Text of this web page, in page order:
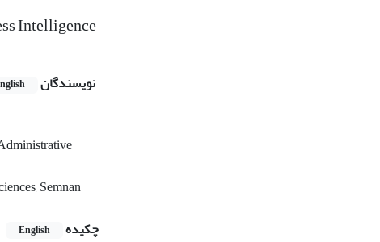
Intelligence
نویسندگان
Semnan
چکیده
English